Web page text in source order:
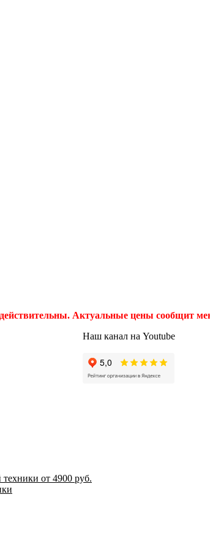
Актуальные цены сообщит
Наш канал на Youtube
от 4900 руб.